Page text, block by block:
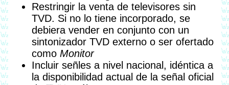
Restringir la venta de televisores sin
TVD. Si no lo tiene incorporado, se
debiera vender en conjunto con un
sintonizador TVD externo o ser ofertado
como Monitor
Incluir señles a nivel nacional, idéntica a
la disponibilidad actual de la señal oficial